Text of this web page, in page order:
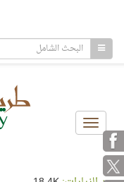
Toggle
navigation